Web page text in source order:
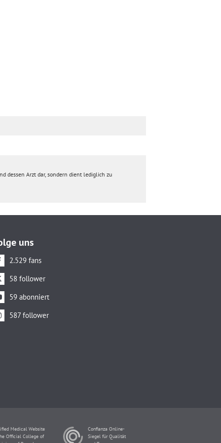
dessen Arzt dar, sondern dient lediglich zu
uns
2.529 fans
58 follower
59 abonniert
587 follower
Medical Website
Official College of
Confianza Online-
Siegel für Qualität